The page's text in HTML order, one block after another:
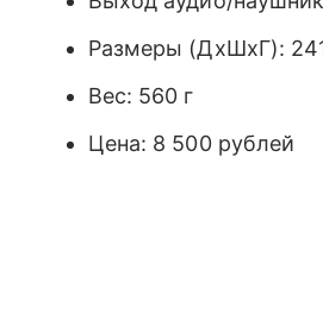
Размеры (ДхШхГ):
Вес: 560 г
Цена: 8 500 рублей